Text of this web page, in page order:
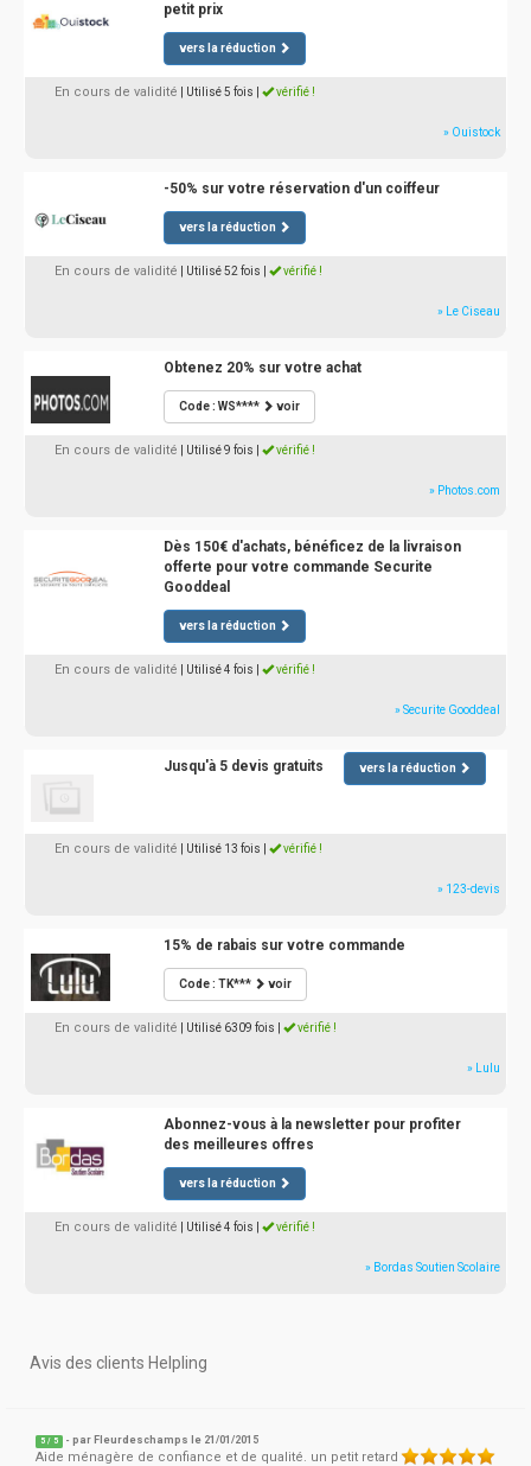
petit prix
vers la réduction
En cours de validité | Utilisé 5 fois vérifié !
» Ouistock
-50% sur votre réservation d'un coiffeur
vers la réduction
En cours de validité | Utilisé 52 fois vérifié !
» Le Ciseau
Obtenez 20% sur votre achat
Code : WS**** voir
En cours de validité | Utilisé 9 fois vérifié !
» Photos.com
Dès 150€ d'achats, bénéficez de la livraison
offerte pour votre commande Securite
Gooddeal
vers la réduction
En cours de validité | Utilisé 4 fois vérifié !
» Securite Gooddeal
Jusqu'à 5 devis gratuits vers la réduction
En cours de validité | Utilisé 13 fois vérifié !
» 123-devis
15% de rabais sur votre commande
Code : TK*** voir
En cours de validité | Utilisé 6309 fois vérifié !
» Lulu
Abonnez-vous à la newsletter pour profiter
des meilleures offres
vers la réduction
En cours de validité | Utilisé 4 fois vérifié !
» Bordas Soutien Scolaire
Avis des clients Helpling
5 / 5 - par Fleurdeschamps le 21/01/2015
Aide ménagère de confiance et de qualité. un petit retard